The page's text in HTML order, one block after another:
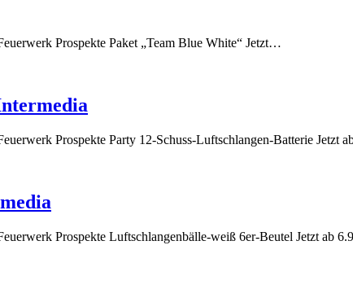
Prospekte Paket „Team Blue White“ Jetzt…
Prospekte Party 12-Schuss-Luftschlangen-Batterie Jetzt
Prospekte Luftschlangenbälle-weiß 6er-Beutel Jetzt ab